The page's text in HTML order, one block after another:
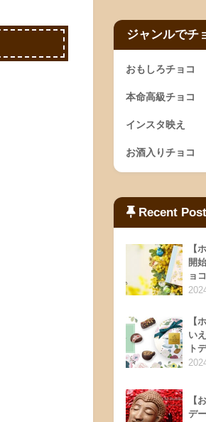
ジャンルでチ
おもしろチョコ
本命高級チョコ
インスタ映え
お酒入りチョコ
Recent
【
開
ョ
【
い
ト
【
デ